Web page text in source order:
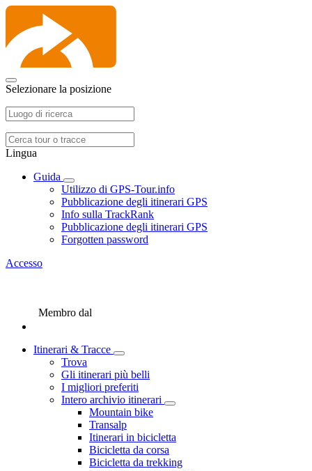
Selezionare la posizione
Lingua
Guida
Utilizzo di GPS-Tour.info
Pubblicazione degli itinerari GPS
Info sulla TrackRank
Pubblicazione degli itinerari GPS
Forgotten password
Accesso
Membro dal
Itinerari & Tracce
Trova
Gli itinerari più belli
I migliori preferiti
Intero archivio itinerari
Mountain bike
Transalp
Itinerari in bicicletta
Bicicletta da corsa
Bicicletta da trekking